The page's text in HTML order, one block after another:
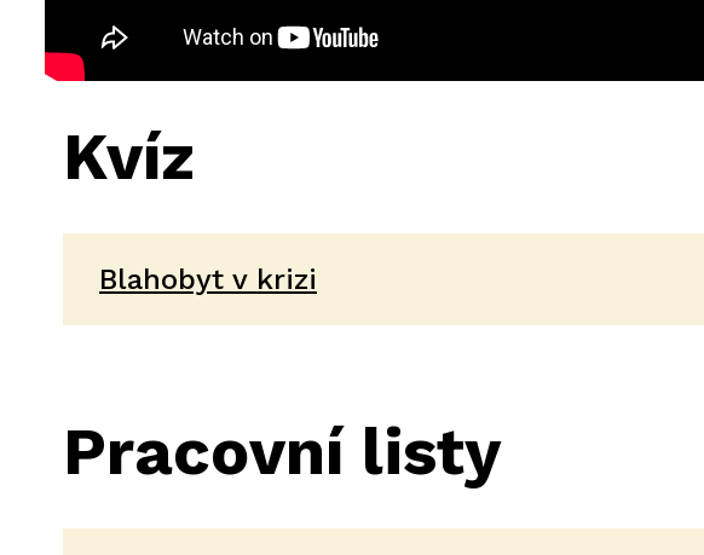
Kvíz
Blahobyt v krizi
Pracovní listy